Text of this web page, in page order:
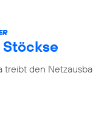
treibt den